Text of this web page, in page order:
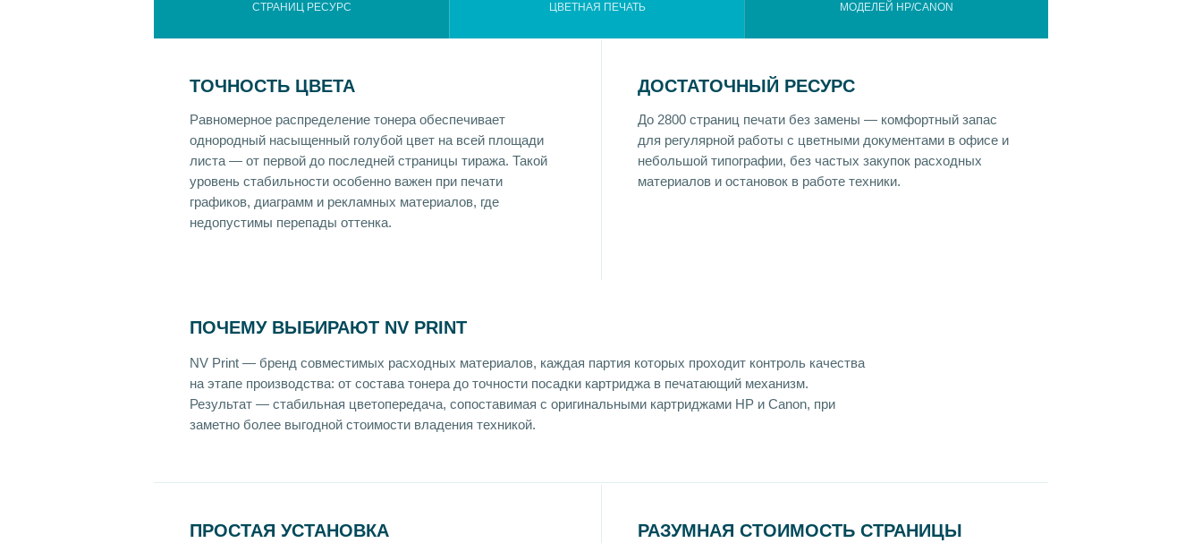
СТРАНИЦ РЕСУРС ЦВЕТНАЯ ПЕЧАТЬ МОДЕЛЕЙ HP/CANON
ТОЧНОСТЬ ЦВЕТА
Равномерное распределение тонера обеспечивает
однородный насыщенный голубой цвет на всей площади
листа — от первой до последней страницы тиража. Такой
уровень стабильности особенно важен при печати
графиков, диаграмм и рекламных материалов, где
недопустимы перепады оттенка.
ДОСТАТОЧНЫЙ РЕСУРС
До 2800 страниц печати без замены — комфортный запас
для регулярной работы с цветными документами в офисе и
небольшой типографии, без частых закупок расходных
материалов и остановок в работе техники.
ПОЧЕМУ ВЫБИРАЮТ NV PRINT
NV Print — бренд совместимых расходных материалов, каждая партия которых проходит контроль качества
на этапе производства: от состава тонера до точности посадки картриджа в печатающий механизм.
Результат — стабильная цветопередача, сопоставимая с оригинальными картриджами HP и Canon, при
заметно более выгодной стоимости владения техникой.
ПРОСТАЯ УСТАНОВКА РАЗУМНАЯ СТОИМОСТЬ СТРАНИЦЫ